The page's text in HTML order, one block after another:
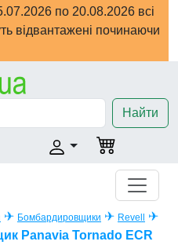
по 20.08.2026 всі
відвантажені починаючи
Найти
✈ Бомбардировщики ✈ Revell
✈
Panavia Tornado ECR